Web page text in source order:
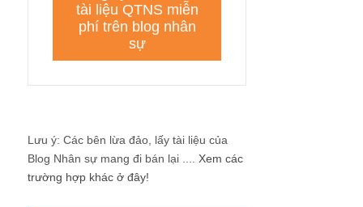
Lưu ý: Các bên lừa đảo, lấy tài liệu của
Blog Nhân sự mang đi bán lại .... Xem các
trường hợp khác ở đây!